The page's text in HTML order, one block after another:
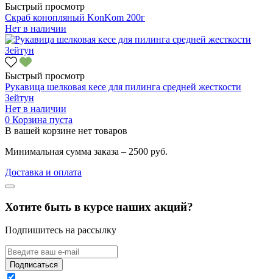
Быстрый просмотр
Скраб конопляный KonKom 200г
Нет в наличии
Быстрый просмотр
Рукавица шелковая кесе для пилинга средней жесткости
Зейтун
Нет в наличии
0 Корзина пуста
В вашей корзине нет товаров
Минимальная сумма заказа – 2500 руб.
Доставка и оплата
Хотите быть в курсе наших акций?
Подпишитесь на рассылку
Подписаться